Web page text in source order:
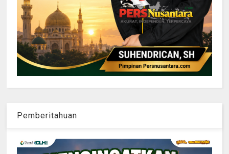
Pemberitahuan